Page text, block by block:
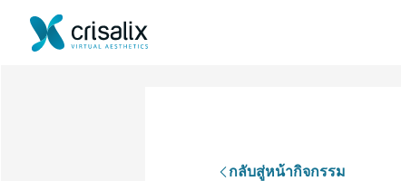
กลับสู่หน้ากิจกรรม